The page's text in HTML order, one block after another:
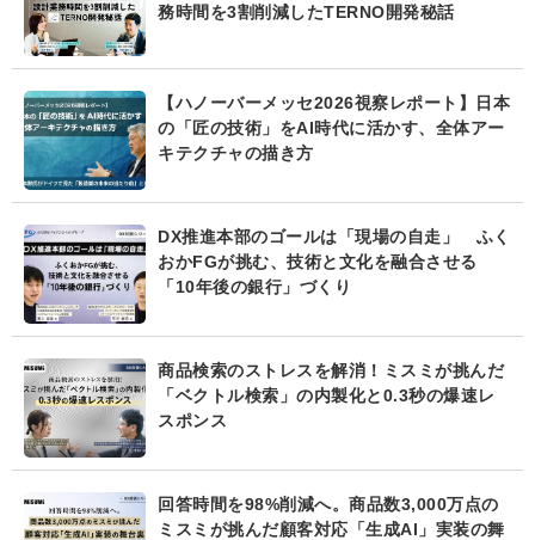
務時間を3割削減したTERNO開発秘話
【ハノーバーメッセ2026視察レポート】日本
の「匠の技術」をAI時代に活かす、全体アー
キテクチャの描き方
DX推進本部のゴールは「現場の自走」 ふく
おかFGが挑む、技術と文化を融合させる
「10年後の銀行」づくり
商品検索のストレスを解消！ミスミが挑んだ
「ベクトル検索」の内製化と0.3秒の爆速レ
スポンス
回答時間を98%削減へ。商品数3,000万点の
ミスミが挑んだ顧客対応「生成AI」実装の舞